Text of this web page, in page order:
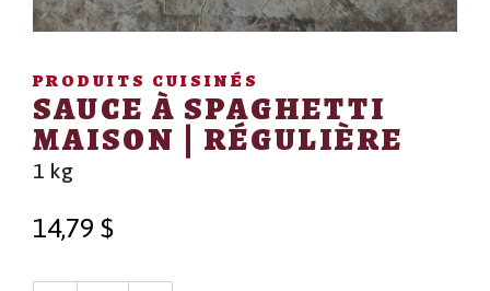
PRODUITS CUISINÉS
SAUCE À SPAGHETTI
MAISON | RÉGULIÈRE
1 kg
14,79 $